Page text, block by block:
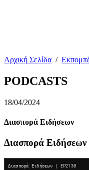
Αρχική Σελίδα /
PODCASTS
18/04/2024
Διασπορά Ειδήσεων
Διασπορά